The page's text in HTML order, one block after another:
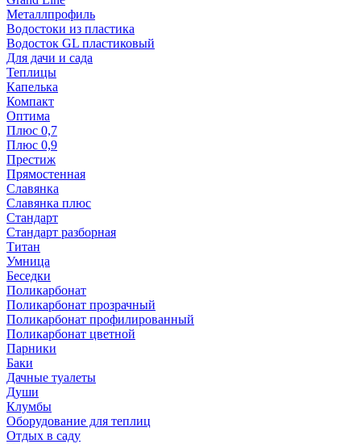
Металлпрофиль
Водостоки из пластика
Водосток GL пластиковый
Для дачи и сада
Теплицы
Капелька
Компакт
Оптима
Плюс 0,7
Плюс 0,9
Престиж
Прямостенная
Славянка
Славянка плюс
Стандарт
Стандарт разборная
Титан
Умница
Беседки
Поликарбонат
Поликарбонат прозрачный
Поликарбонат профилированный
Поликарбонат цветной
Парники
Баки
Дачные туалеты
Души
Клумбы
Оборудование для теплиц
Отдых в саду